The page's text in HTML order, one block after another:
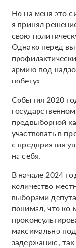
Но на меня это
я принял
свою
Однако перед
армию под
побегу».
События 2020
предвыборной
участвовать в
с предприятия
на себя.
В начале 2024
количество
выборами
понимал, что ко
максимально
задержанию, так